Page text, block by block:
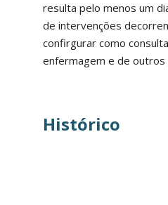
resulta pelo menos um
de intervenções
confirgurar como
enfermagem e de outros
Histórico